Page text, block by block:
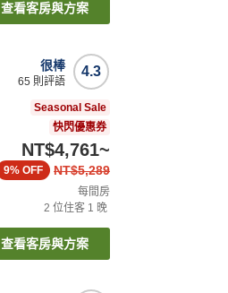
查看客房與方案
4.3
很棒
65 則評語
Seasonal Sale
快閃優惠券
NT$4,761~
NT$5,289
9% OFF
每間房
2 位住客 1 晚
查看客房與方案